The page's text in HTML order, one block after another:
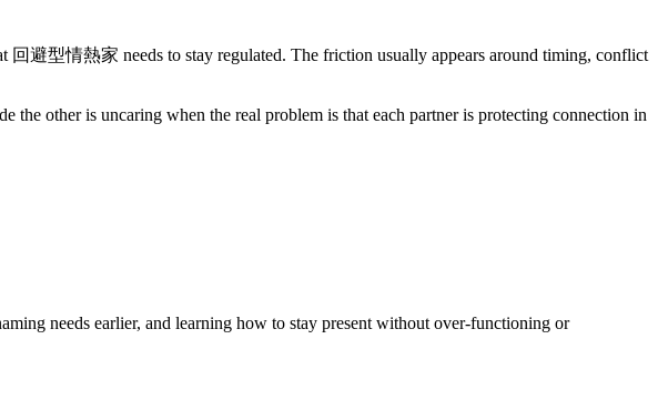
避型情熱家 needs to stay regulated. The friction usually appears around timing, conflict
other is uncaring when the real problem is that each partner is protecting connection in
needs earlier, and learning how to stay present without over-functioning or